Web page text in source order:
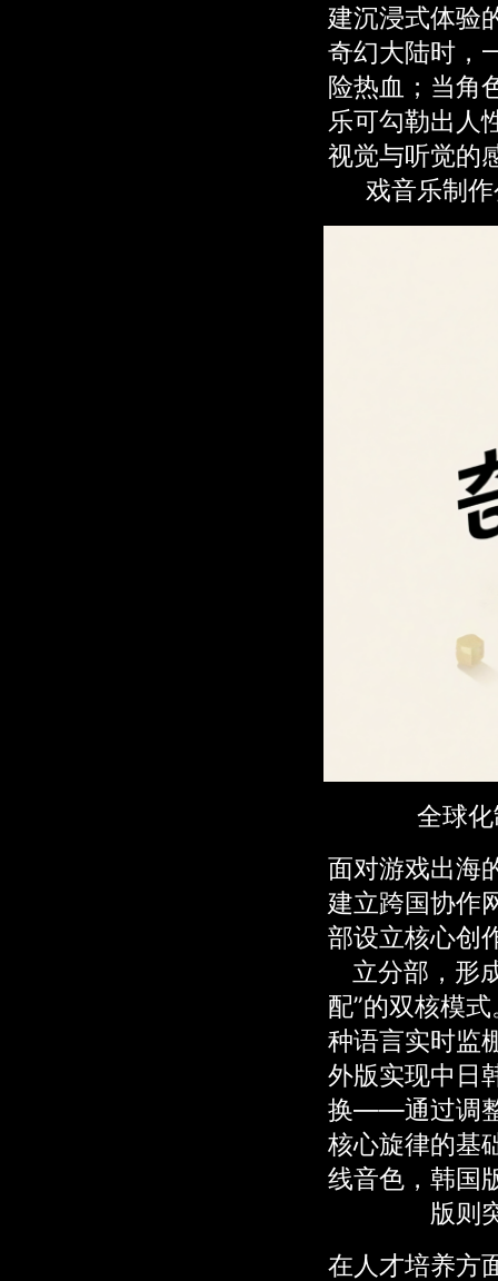
建沉浸式体验
奇幻大陆时，
险热血；当角
乐可勾勒出人
视觉与听觉的
戏音乐制
全球
面对游戏出海
建立跨国协作
部设立核心创
立分部，形
配”的双核模
种语言实时监
外版实现中日
换——通过调
核心旋律的基
线音色，韩国
版则
在人才培养方